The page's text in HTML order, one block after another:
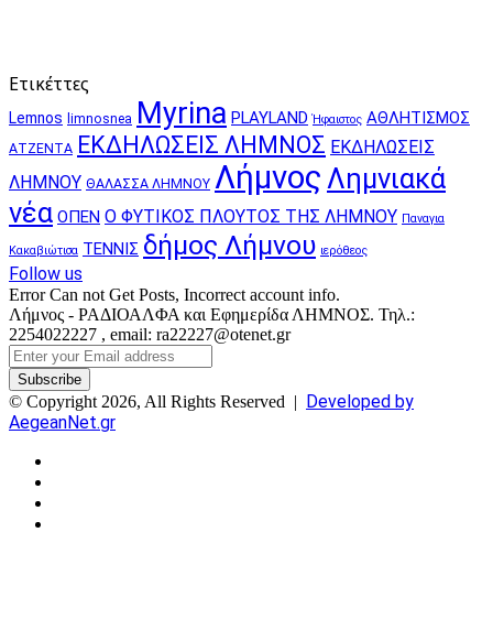
Ετικέττες
Lemnos limnosnea Myrina PLAYLAND Ήφαιστος ΑΘΛΗΤΙΣΜΟΣ
ΑΤΖΕΝΤΑ ΕΚΔΗΛΩΣΕΙΣ ΛΗΜΝΟΣ ΕΚΔΗΛΩΣΕΙΣ
ΛΗΜΝΟΥ ΘΑΛΑΣΣΑ ΛΗΜΝΟΥ Λήμνος Λημνιακά
νέα ΟΠΕΝ Ο ΦΥΤΙΚΟΣ ΠΛΟΥΤΟΣ ΤΗΣ ΛΗΜΝΟΥ Παναγια
Κακαβιώτισα ΤΕΝΝΙΣ δήμος Λήμνου ιερόθεος
Follow us
Error Can not Get Posts, Incorrect account info.
Λήμνος - ΡΑΔΙΟΑΛΦΑ και Εφημερίδα ΛΗΜΝΟΣ. Τηλ.:
2254022227 , email: ra22227@otenet.gr
Enter
your
Email
address
© Copyright 2026, All Rights Reserved | Developed by
AegeanNet.gr